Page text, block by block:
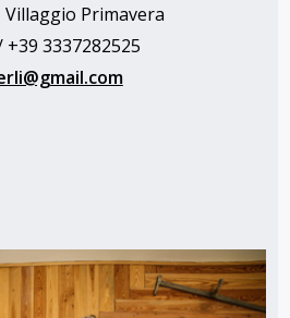
Villaggio Primavera
+39 3337282525